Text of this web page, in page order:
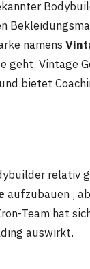
namens
geht. Vintage
und bietet
relativ
aufzubauen ,
Team hat
auswirkt.